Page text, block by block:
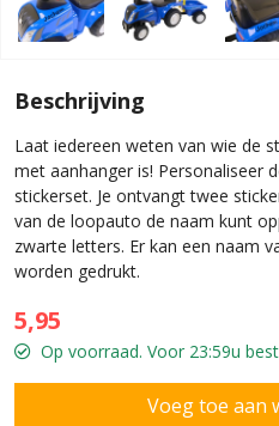
Beschrijving
Laat iedereen weten van wie de
met aanhanger is! Personaliseer
stickerset. Je ontvangt twee
van de loopauto de naam kunt
zwarte letters. Er kan een naam
worden gedrukt.
5,95
Op voorraad. Voor 23:59u